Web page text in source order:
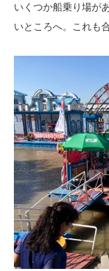
いくつか船乗り場が
いところへ。これも